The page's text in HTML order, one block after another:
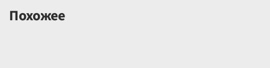
Похожее